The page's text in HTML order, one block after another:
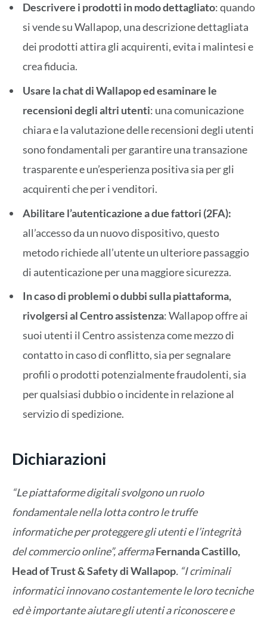
Descrivere i prodotti in modo dettagliato: quando
si vende su Wallapop, una descrizione dettagliata
dei prodotti attira gli acquirenti, evita i malintesi e
crea fiducia.
Usare la chat di Wallapop ed esaminare le
recensioni degli altri utenti: una comunicazione
chiara e la valutazione delle recensioni degli utenti
sono fondamentali per garantire una transazione
trasparente e un’esperienza positiva sia per gli
acquirenti che per i venditori.
Abilitare l’autenticazione a due fattori (2FA):
all’accesso da un nuovo dispositivo, questo
metodo richiede all’utente un ulteriore passaggio
di autenticazione per una maggiore sicurezza.
In caso di problemi o dubbi sulla piattaforma,
rivolgersi al Centro assistenza: Wallapop offre ai
suoi utenti il Centro assistenza come mezzo di
contatto in caso di conflitto, sia per segnalare
profili o prodotti potenzialmente fraudolenti, sia
per qualsiasi dubbio o incidente in relazione al
servizio di spedizione.
Dichiarazioni
“Le piattaforme digitali svolgono un ruolo
fondamentale nella lotta contro le truffe
informatiche per proteggere gli utenti e l’integrità
del commercio online”, affermaFernanda Castillo,
Head of Trust & Safety di Wallapop. “I criminali
informatici innovano costantemente le loro tecniche
ed è importante aiutare gli utenti a riconoscere e